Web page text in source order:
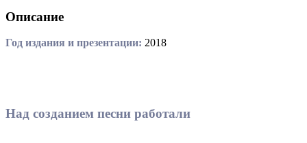
Описание
Год издания и презентации: 2018
Над созданием песни работали